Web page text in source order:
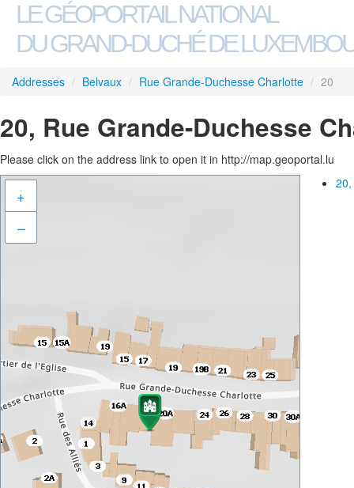
LE GÉOPORTAIL NATIONAL
DU GRAND-DUCHÉ DE
Addresses / Belvaux / Rue Grande-Duchesse Charlotte / 20
20, Rue Grande-Duchesse
Please click on the address link to open it in http://map.geoportal.lu
+
–